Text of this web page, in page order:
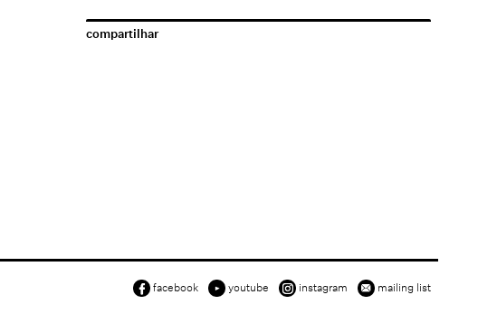
compartilhar
facebook youtube instagram mailing list